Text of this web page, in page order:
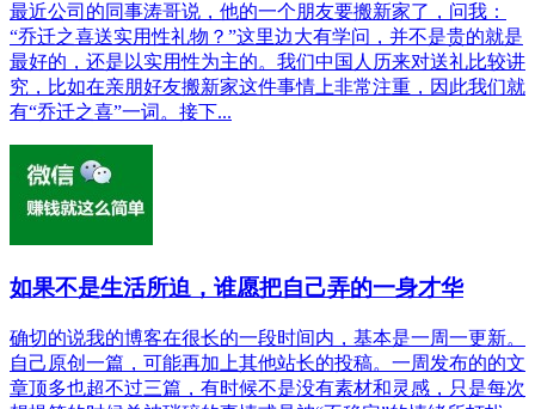
最近公司的同事涛哥说，他的一个朋友要搬新家了，问我：
“乔迁之喜送实用性礼物？”这里边大有学问，并不是贵的就是
最好的，还是以实用性为主的。我们中国人历来对送礼比较讲
究，比如在亲朋好友搬新家这件事情上非常注重，因此我们就
有“乔迁之喜”一词。接下...
如果不是生活所迫，谁愿把自己弄的一身才华
确切的说我的博客在很长的一段时间内，基本是一周一更新。
自己原创一篇，可能再加上其他站长的投稿。一周发布的的文
章顶多也超不过三篇，有时候不是没有素材和灵感，只是每次